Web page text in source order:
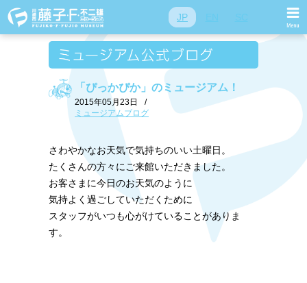
JP
「ぴっかぴか」のミュージアム！
2015年05月23日
/
ミュージアムブログ
さわやかなお天気で気持ちのいい土曜日。
たくさんの方々にご来館いただきました。
お客さまに今日のお天気のように
気持よく過ごしていただくために
スタッフがいつも心がけていることがありま
す。